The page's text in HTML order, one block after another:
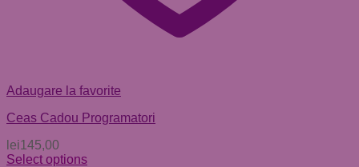
Adaugare la favorite
Ceas Cadou Programatori
lei145,00
Select options